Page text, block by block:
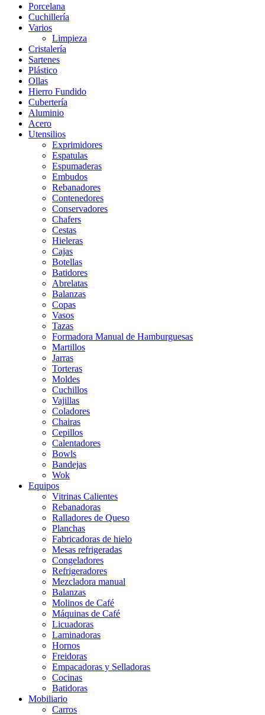
Porcelana
Cuchillería
Varios
Limpieza
Cristalería
Sartenes
Plástico
Ollas
Hierro Fundido
Cubertería
Aluminio
Acero
Utensilios
Exprimidores
Espatulas
Espumaderas
Embudos
Rebanadores
Contenedores
Conservadores
Chafers
Cestas
Hieleras
Cajas
Botellas
Batidores
Abrelatas
Balanzas
Copas
Vasos
Tazas
Formadora Manual de Hamburguesas
Martillos
Jarras
Torteras
Moldes
Cuchillos
Vajillas
Coladores
Chairas
Cepillos
Calentadores
Bowls
Bandejas
Wok
Equipos
Vitrinas Calientes
Rebanadoras
Ralladores de Queso
Planchas
Fabricadoras de hielo
Mesas refrigeradas
Congeladores
Refrigeradores
Mezcladora manual
Balanzas
Molinos de Café
Máquinas de Café
Licuadoras
Laminadoras
Hornos
Freidoras
Empacadoras y Selladoras
Cocinas
Batidoras
Mobiliario
Carros